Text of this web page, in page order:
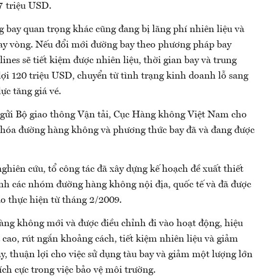
triệu USD.
bay quan trọng khác cũng đang bị lãng phí nhiên liệu và
vòng. Nếu đổi mới đường bay theo phương pháp bay
sẽ tiết kiệm được nhiên liệu, thời gian bay và trung
120 triệu USD, chuyển từ tình trạng kinh doanh lỗ sang
tăng giá vé.
Bộ giao thông Vận tải, Cục Hàng không Việt Nam cho
đường hàng không và phương thức bay đã và đang được
cứu, tổ công tác đã xây dựng kế hoạch đề xuất thiết
các nhóm đường hàng không nội địa, quốc tế và đã được
thực hiện từ tháng 2/2009.
không mới và được điều chỉnh đi vào hoạt động, hiệu
rút ngắn khoảng cách, tiết kiệm nhiên liệu và giảm
thuận lợi cho việc sử dụng tàu bay và giảm một lượng lớn
cực trong việc bảo vệ môi trường.